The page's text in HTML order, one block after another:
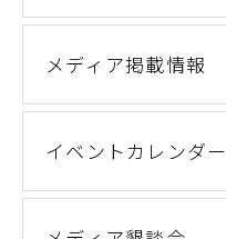
メディア掲載情報
イベントカレンダー